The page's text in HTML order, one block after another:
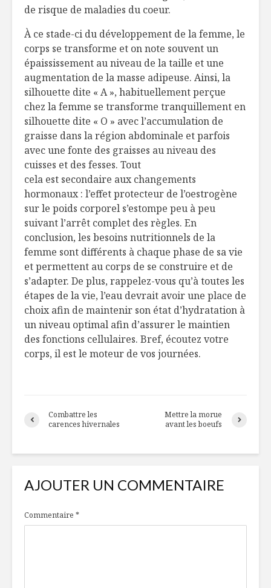
de risque de maladies du coeur.
À ce stade-ci du développement de la femme, le
corps se transforme et on note souvent un
épaississement au niveau de la taille et une
augmentation de la masse adipeuse. Ainsi, la
silhouette dite « A », habituellement perçue
chez la femme se transforme tranquillement en
silhouette dite « O » avec l’accumulation de
graisse dans la région abdominale et parfois
avec une fonte des graisses au niveau des
cuisses et des fesses. Tout
cela est secondaire aux changements
hormonaux : l’effet protecteur de l’oestrogène
sur le poids corporel s’estompe peu à peu
suivant l’arrêt complet des règles. En
conclusion, les besoins nutritionnels de la
femme sont différents à chaque phase de sa vie
et permettent au corps de se construire et de
s’adapter. De plus, rappelez-vous qu’à toutes les
étapes de la vie, l’eau devrait avoir une place de
choix afin de maintenir son état d’hydratation à
un niveau optimal afin d’assurer le maintien
des fonctions cellulaires. Bref, écoutez votre
corps, il est le moteur de vos journées.
Combattre les
carences hivernales
Mettre la morue
avant les boeufs
AJOUTER UN COMMENTAIRE
Commentaire *